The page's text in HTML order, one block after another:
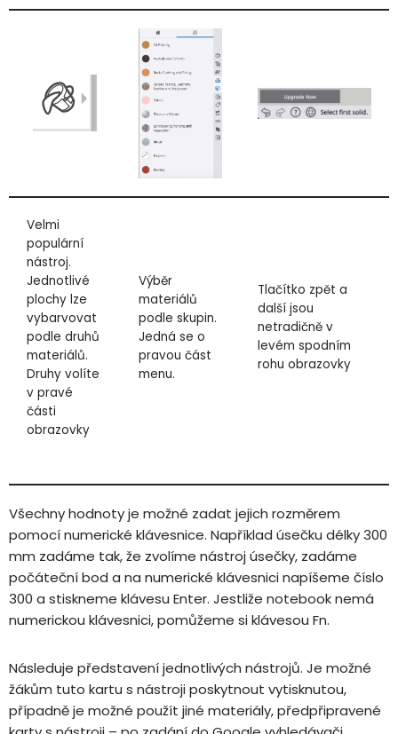
Velmi
populární
nástroj.
Jednotlivé
plochy lze
vybarvovat
podle druhů
materiálů.
Druhy volíte
v pravé
části
obrazovky
Výběr
materiálů
podle skupin.
Jedná se o
pravou část
menu.
Tlačítko zpět a
další jsou
netradičně v
levém spodním
rohu obrazovky
Všechny hodnoty je možné zadat jejich rozměrem
pomocí numerické klávesnice. Například úsečku délky 300
mm zadáme tak, že zvolíme nástroj úsečky, zadáme
počáteční bod a na numerické klávesnici napíšeme číslo
300 a stiskneme klávesu Enter. Jestliže notebook nemá
numerickou klávesnici, pomůžeme si klávesou Fn.
Následuje představení jednotlivých nástrojů. Je možné
žákům tuto kartu s nástroji poskytnout vytisknutou,
případně je možné použít jiné materiály, předpřipravené